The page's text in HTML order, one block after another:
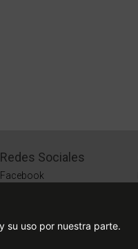
Redes Sociales
Facebook
su uso por nuestra parte.